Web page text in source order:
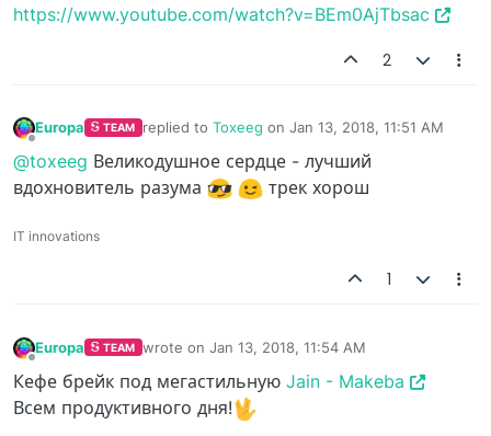
https://www.youtube.com/watch?v=BEm0AjTbsac
2
Europa TEAM replied to Toxeeg on Jan 13, 2018, 11:51 AM
last edited by
@toxeeg Великодушное сердце - лучший
вдохновитель разума
трек хорош
IT innovations
1
Europa TEAM wrote on Jan 13, 2018, 11:54 AM
last edited by
Кефе брейк под мегастильную Jain - Makeba
Всем продуктивного дня!